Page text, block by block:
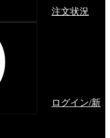
注文状況
ログイン/新